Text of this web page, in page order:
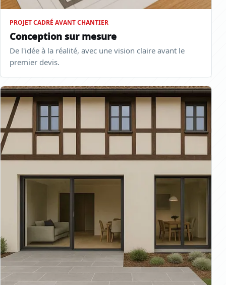
PROJET CADRÉ AVANT CHANTIER
Conception sur mesure
De l'idée à la réalité, avec une vision claire avant le
premier devis.